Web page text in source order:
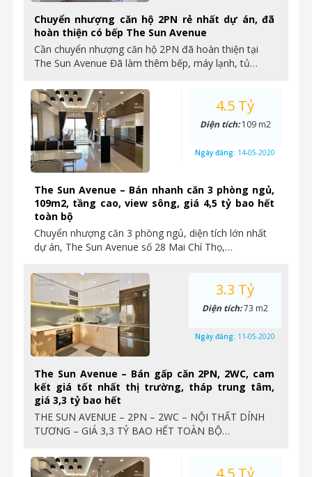
Chuyển nhượng căn hộ 2PN rẻ nhất dự án, đã
hoàn thiện có bếp The Sun Avenue
Cần chuyển nhượng căn hộ 2PN đã hoàn thiện tại
The Sun Avenue Đã làm thêm bếp, máy lạnh, tủ…
The Sun Avenue – Bán nhanh căn 3 phòng ngủ,
109m2, tầng cao, view sông, giá 4,5 tỷ bao hết
toàn bộ
Chuyển nhượng căn 3 phòng ngủ, diện tích lớn nhất
dự án, The Sun Avenue số 28 Mai Chí Thọ,…
4.5 Tỷ
Diện tích:109 m2
Ngày đăng: 14-05-2020
The Sun Avenue – Bán gấp căn 2PN, 2WC, cam
kết giá tốt nhất thị trường, tháp trung tâm,
giá 3,3 tỷ bao hết
THE SUN AVENUE – 2PN – 2WC – NỘI THẤT DÍNH
TƯƠNG – GIÁ 3,3 TỶ BAO HẾT TOÀN BỘ…
3.3 Tỷ
Diện tích:73 m2
Ngày đăng: 11-05-2020
4.5 Tỷ